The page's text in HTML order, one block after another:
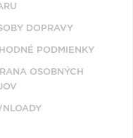
DOPRAVY
PODMIENKY
OSOBNÝCH